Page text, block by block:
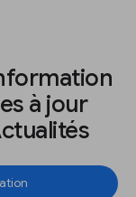
à jour